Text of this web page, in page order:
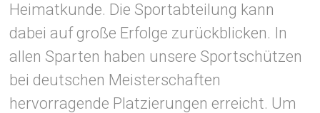
Heimatkunde. Die Sportabteilung kann
dabei auf große Erfolge zurückblicken. In
allen Sparten haben unsere Sportschützen
bei deutschen Meisterschaften
hervorragende Platzierungen erreicht. Um